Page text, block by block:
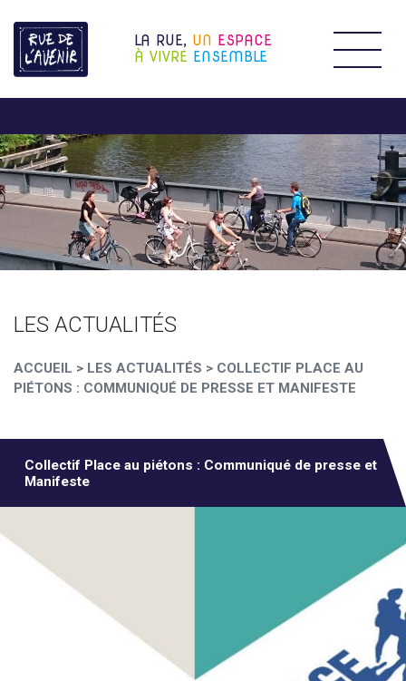
LA RUE, UN ESPACE
À VIVRE ENSEMBLE
LES ACTUALITÉS
ACCUEIL > LES ACTUALITÉS > COLLECTIF PLACE AU
PIÉTONS : COMMUNIQUÉ DE PRESSE ET MANIFESTE
Collectif Place au piétons : Communiqué de presse et
Manifeste